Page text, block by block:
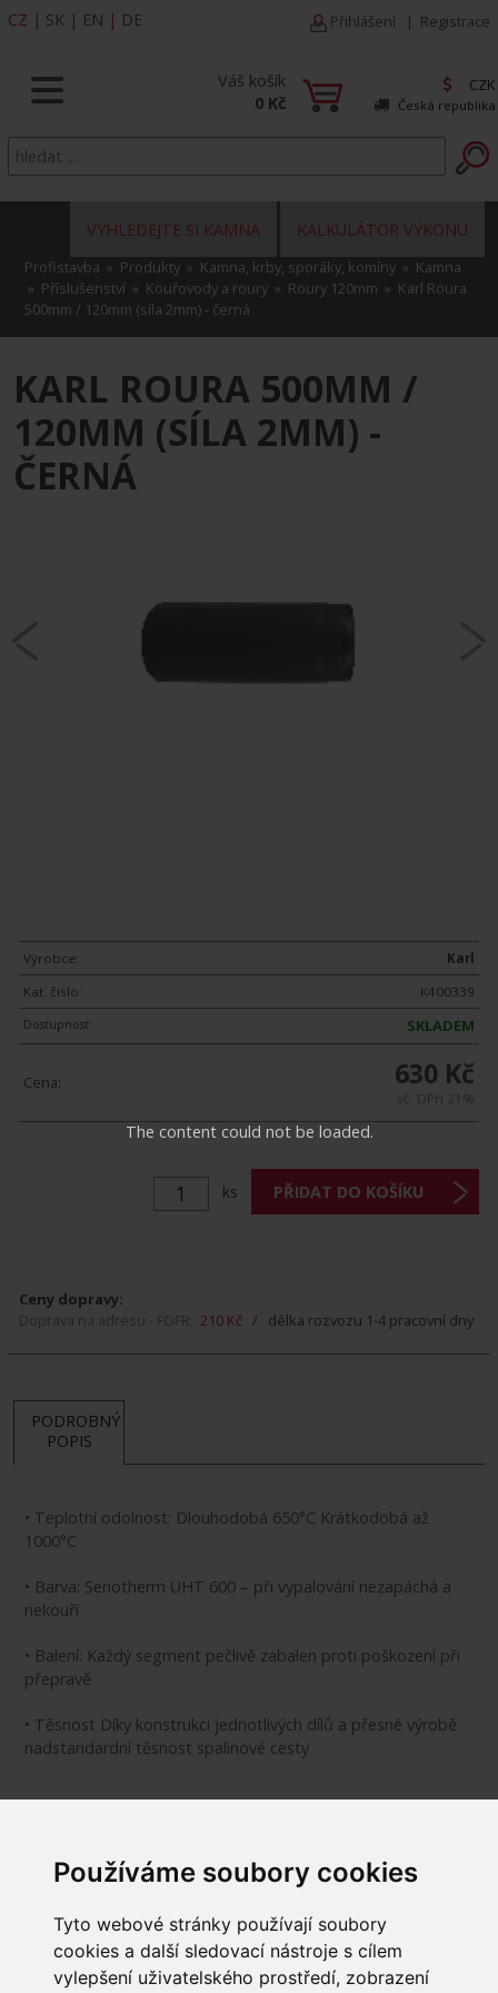
The content could not be loaded.
Používáme soubory cookies
Tyto webové stránky používají soubory
cookies a další sledovací nástroje s cílem
vylepšení uživatelského prostředí, zobrazení
CZ | SK | EN | DE Přihlášení | Registrace
Váš košík
0 Kč
CZK
Česká republika
KALKULÁTOR VÝKONU
VYHLEDEJTE SI KAMNA
Profistavba » Produkty » Kamna, krby, sporáky, komíny » Kamna
» Příslušenství » Kouřovody a roury » Roury 120mm » Karl Roura
500mm / 120mm (síla 2mm) - černá
KARL ROURA 500MM /
120MM (SÍLA 2MM) -
ČERNÁ
Výrobce:
Karl
Kat. číslo:
K400339
Dostupnost:
SKLADEM
Cena: 630 Kč
vč. DPH 21%
ks
Ceny dopravy:
Doprava na adresu - FOFR:
210 Kč / délka rozvozu 1-4 pracovní dny
PODROBNÝ
POPIS
• Teplotní odolnost: Dlouhodobá 650°C Krátkodobá až
1000°C
• Barva: Senotherm UHT 600 – při vypalování nezapáchá a
nekouří
• Balení: Každý segment pečlivě zabalen proti poškození při
přepravě
• Těsnost Díky konstrukci jednotlivých dílů a přesné výrobě
nadstandardní těsnost spalinové cesty
Vnitřní průměr Dw: 121 mm